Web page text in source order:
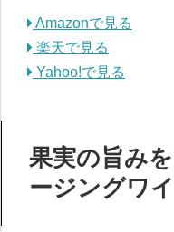
Amazonで見る
楽天で見る
Yahoo!で見る
果実の旨み
ージングワイ